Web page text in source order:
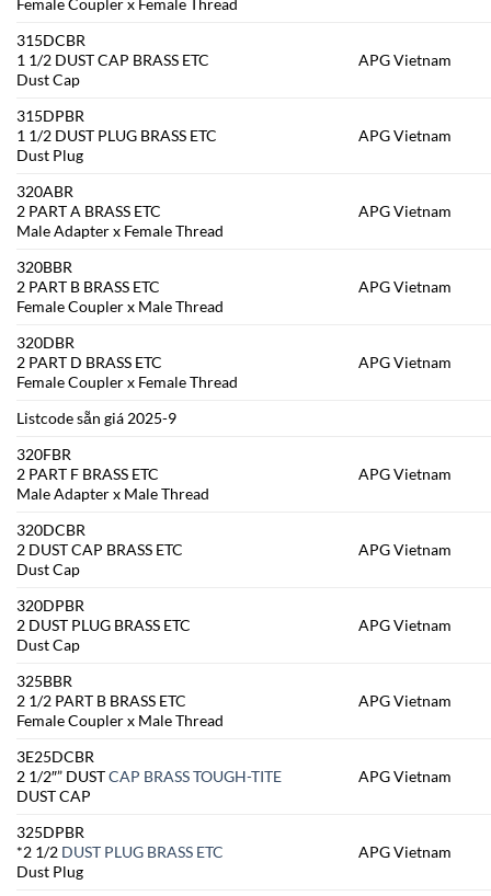
315DCBR
1 1/2 DUST CAP BRASS ETC
Dust Cap
APG Vietnam
315DPBR
1 1/2 DUST PLUG BRASS ETC
Dust Plug
APG Vietnam
320ABR
2 PART A BRASS ETC
Male Adapter x Female Thread
APG Vietnam
320BBR
2 PART B BRASS ETC
Female Coupler x Male Thread
APG Vietnam
320DBR
2 PART D BRASS ETC
Female Coupler x Female Thread
APG Vietnam
Listcode sẵn giá 2025-9
320FBR
2 PART F BRASS ETC
Male Adapter x Male Thread
APG Vietnam
320DCBR
2 DUST CAP BRASS ETC
Dust Cap
APG Vietnam
320DPBR
2 DUST PLUG BRASS ETC
Dust Cap
APG Vietnam
325BBR
2 1/2 PART B BRASS ETC
Female Coupler x Male Thread
APG Vietnam
3E25DCBR
2 1/2″” DUSTCAP BRASS TOUGH-TITE
DUST CAP
APG Vietnam
325DPBR
*2 1/2 DUST PLUG BRASS ETC
Dust Plug
APG Vietnam